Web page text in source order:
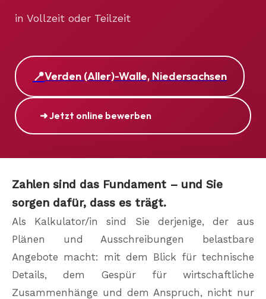
in Vollzeit oder Teilzeit
Verden (Aller)-Walle, Niedersachsen
➜ Jetzt online bewerben
Zahlen sind das Fundament – und Sie
sorgen dafür, dass es trägt.
Als Kalkulator/in sind Sie derjenige, der aus
Plänen und Ausschreibungen belastbare
Angebote macht: mit dem Blick für technische
Details, dem Gespür für wirtschaftliche
Zusammenhänge und dem Anspruch, nicht nur